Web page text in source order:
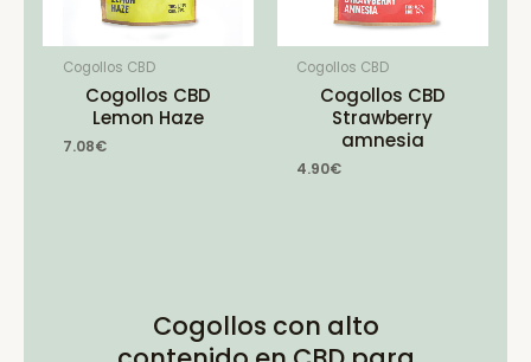
Cogollos CBD
Cogollos CBD
Lemon Haze
7.08€
Cogollos CBD
Cogollos CBD
Strawberry
amnesia
4.90€
Cogollos con alto